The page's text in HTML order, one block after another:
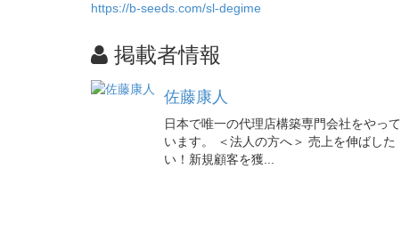
https://b-seeds.com/sl-degime
掲載者情報
佐藤康人
日本で唯一の代理店構築専門会社をやって
います。 ＜法人の方へ＞ 売上を伸ばした
い！新規顧客を獲...